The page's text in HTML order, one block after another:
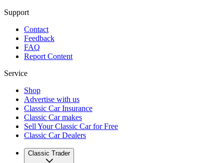
Support
Contact
Feedback
FAQ
Report Content
Service
Shop
Advertise with us
Classic Car Insurance
Classic Car makes
Sell Your Classic Car for Free
Classic Car Dealers
Classic Trader